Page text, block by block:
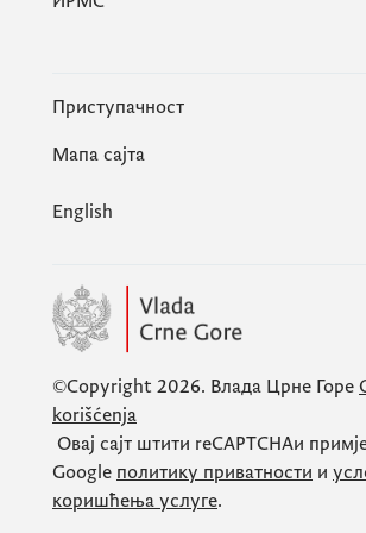
Приступачност
Мапа сајта
English
©Copyright 2026. Влада Црне Горе
korišćenja
Овај сајт штити reCAPTCHAи
Google политику приватности и
коришћења услуге.